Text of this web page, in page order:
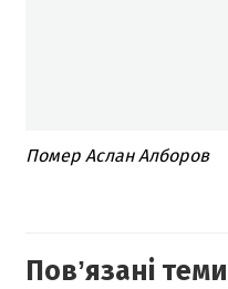
Помер Аслан Алборов
Повʼязані